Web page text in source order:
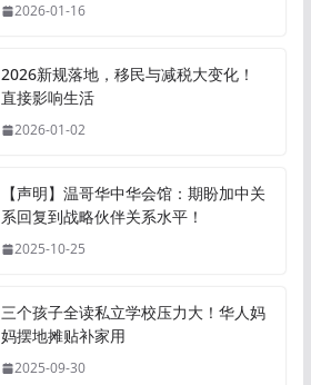
2026-01-16
2026新规落地，移民与减税大变化！
直接影响生活
2026-01-02
【声明】温哥华中华会馆：期盼加中关
系回复到战略伙伴关系水平！
2025-10-25
三个孩子全读私立学校压力大！华人妈
妈摆地摊贴补家用
2025-09-30